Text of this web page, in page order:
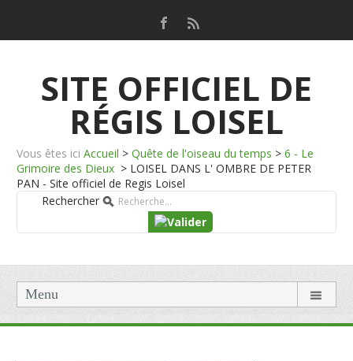
SITE OFFICIEL DE
RÉGIS LOISEL
Vous êtes ici Accueil > Quête de l'oiseau du temps > 6 - Le
Grimoire des Dieux > LOISEL DANS L' OMBRE DE PETER
PAN - Site officiel de Regis Loisel
Rechercher
Menu